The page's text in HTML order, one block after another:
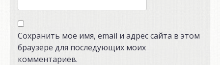
Сохранить моё имя, email и адрес сайта в этом
браузере для последующих моих
комментариев.